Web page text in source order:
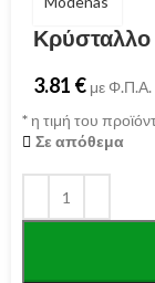
Κρύσταλλο
3.81 € με Φ.Π.Α.
*η τιμή του
Σε απόθεμα